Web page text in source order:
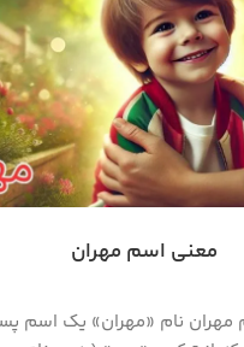
معنی اسم مهران
نام «مهران» یک اسم